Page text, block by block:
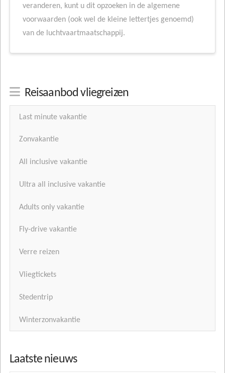
veranderen, kunt u dit opzoeken in de algemene
voorwaarden (ook wel de kleine lettertjes genoemd)
van de luchtvaartmaatschappij.
Reisaanbod vliegreizen
Last minute vakantie
Zonvakantie
All inclusive vakantie
Ultra all inclusive vakantie
Adults only vakantie
Fly-drive vakantie
Verre reizen
Vliegtickets
Stedentrip
Winterzonvakantie
Laatste nieuws